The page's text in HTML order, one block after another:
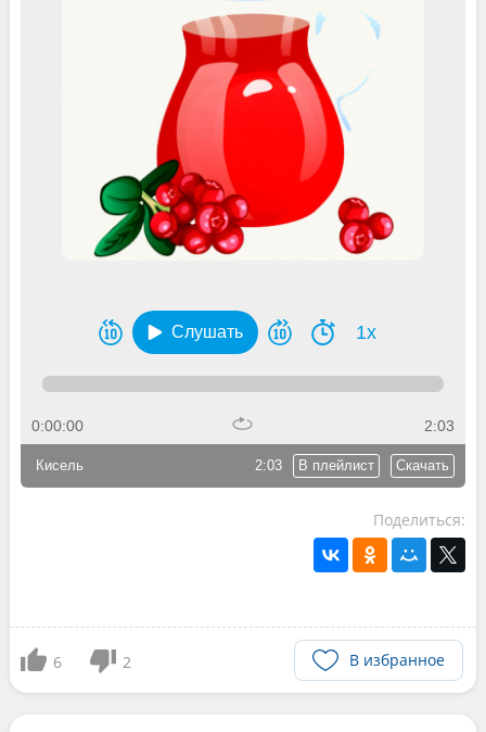
Слушать 1x
0:00:00 2:03
2:03 В плейлист Скачать
Кисель
Поделиться:
6 2 В избранное